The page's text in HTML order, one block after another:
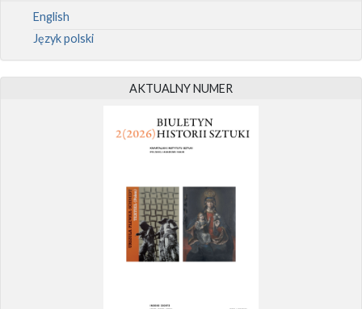
English
Język polski
AKTUALNY NUMER